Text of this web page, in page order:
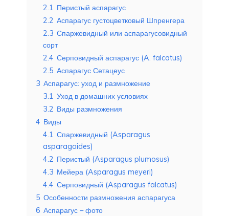
2.1 Перистый аспарагус
2.2 Аспарагус густоцветковый Шпренгера
2.3 Спаржевидный или аспарагусовидный
сорт
2.4 Серповидный аспарагус (A. falcatus)
2.5 Аспарагус Сетацеус
3 Аспарагус: уход и размножение
3.1 Уход в домашних условиях
3.2 Виды размножения
4 Виды
4.1 Спаржевидный (Asparagus
asparagoides)
4.2 Перистый (Asparagus plumosus)
4.3 Мейера (Asparagus meyeri)
4.4 Серповидный (Asparagus falcatus)
5 Особенности размножения аспарагуса
6 Аспарагус – фото